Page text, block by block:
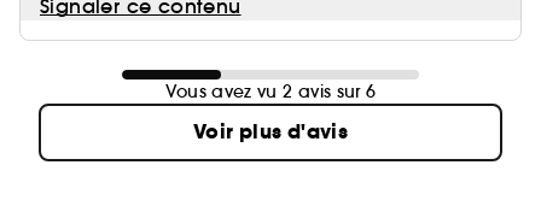
Signaler ce contenu
Vous avez vu 2 avis sur 6
Voir plus d'avis